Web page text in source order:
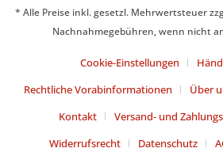
* Alle Preise inkl. gesetzl. Mehrwertsteuer
Nachnahmegebühren, wenn nicht
Cookie-Einstellungen
Rechtliche Vorabinformationen
Über
Kontakt
Versand- und
Widerrufsrecht
Datenschutz